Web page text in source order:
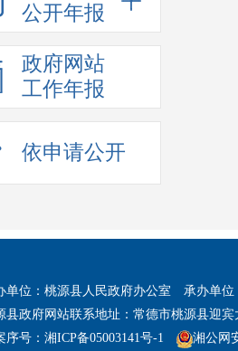
公开年报
政府网站
工作年报
依申请公开
单位：桃源县人民政府办公室 承办单位
县政府网站联系地址：常德市桃源县迎宾
序号：湘ICP备05003141号-1
湘公网